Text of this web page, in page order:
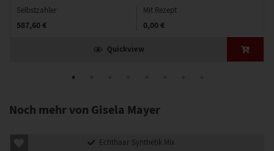
Selbstzahler
587,60 €
Mit Rezept
0,00 €
Quickview
Noch mehr von Gisela Mayer
Echthaar Synthetik Mix